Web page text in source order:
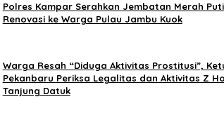
Polres Kampar Serahkan Jembatan Merah
Renovasi ke Warga Pulau Jambu Kuok
Warga Resah “Diduga Aktivitas Prostitusi”,
Pekanbaru Periksa Legalitas dan Aktivitas Z
Tanjung Datuk